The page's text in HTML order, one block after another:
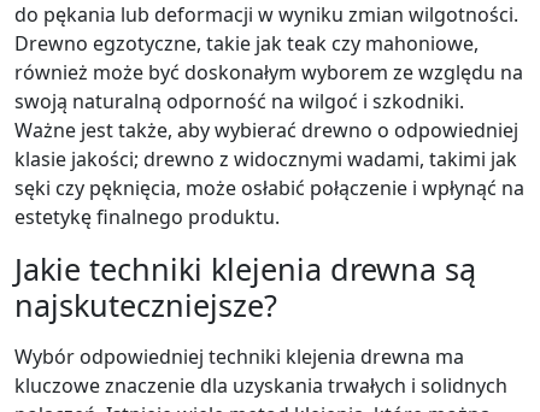
do pękania lub deformacji w wyniku zmian wilgotności.
Drewno egzotyczne, takie jak teak czy mahoniowe,
również może być doskonałym wyborem ze względu na
swoją naturalną odporność na wilgoć i szkodniki.
Ważne jest także, aby wybierać drewno o odpowiedniej
klasie jakości; drewno z widocznymi wadami, takimi jak
sęki czy pęknięcia, może osłabić połączenie i wpłynąć na
estetykę finalnego produktu.
Jakie techniki klejenia drewna są
najskuteczniejsze?
Wybór odpowiedniej techniki klejenia drewna ma
kluczowe znaczenie dla uzyskania trwałych i solidnych